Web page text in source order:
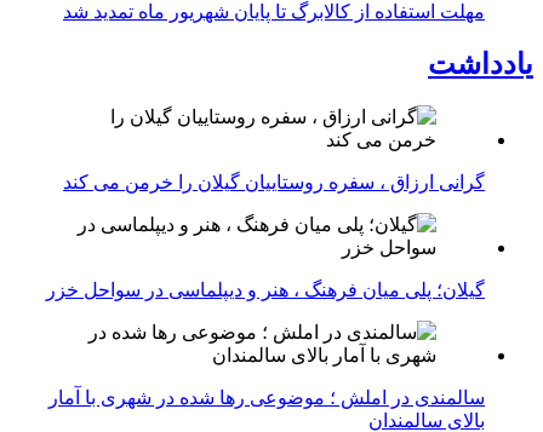
مهلت استفاده از کالابرگ تا پایان شهریور ماه تمدید شد
یادداشت
گرانی ارزاق ، سفره روستاییان گیلان را خرمن می کند
گیلان؛ پلی میان فرهنگ ، هنر و دیپلماسی در سواحل خزر
سالمندی در املش ؛ موضوعی رها شده در شهری با آمار
بالای سالمندان